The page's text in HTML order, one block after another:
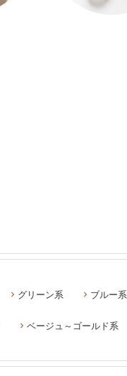
グリーン系 ブルー系
ベージュ～ゴールド系